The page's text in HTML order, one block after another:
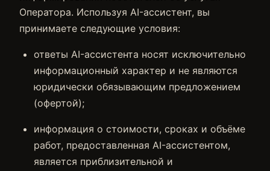
Оператора. Используя AI-ассистент, вы
принимаете следующие условия:
ответы AI-ассистента носят исключительно
информационный характер и не являются
юридически обязывающим предложением
(офертой);
информация о стоимости, сроках и объёме
работ, предоставленная AI-ассистентом,
является приблизительной и